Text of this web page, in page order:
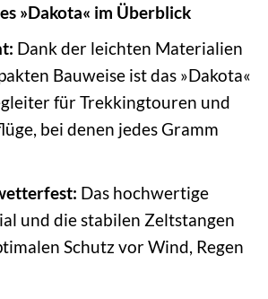
»Dakota« im Überblick
Dank der leichten Materialien
Bauweise ist das »Dakota«
für Trekkingtouren und
bei denen jedes Gramm
Das hochwertige
und die stabilen Zeltstangen
Schutz vor Wind, Regen